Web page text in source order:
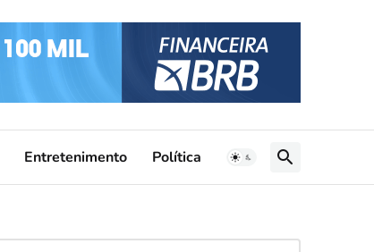
Entretenimento Política